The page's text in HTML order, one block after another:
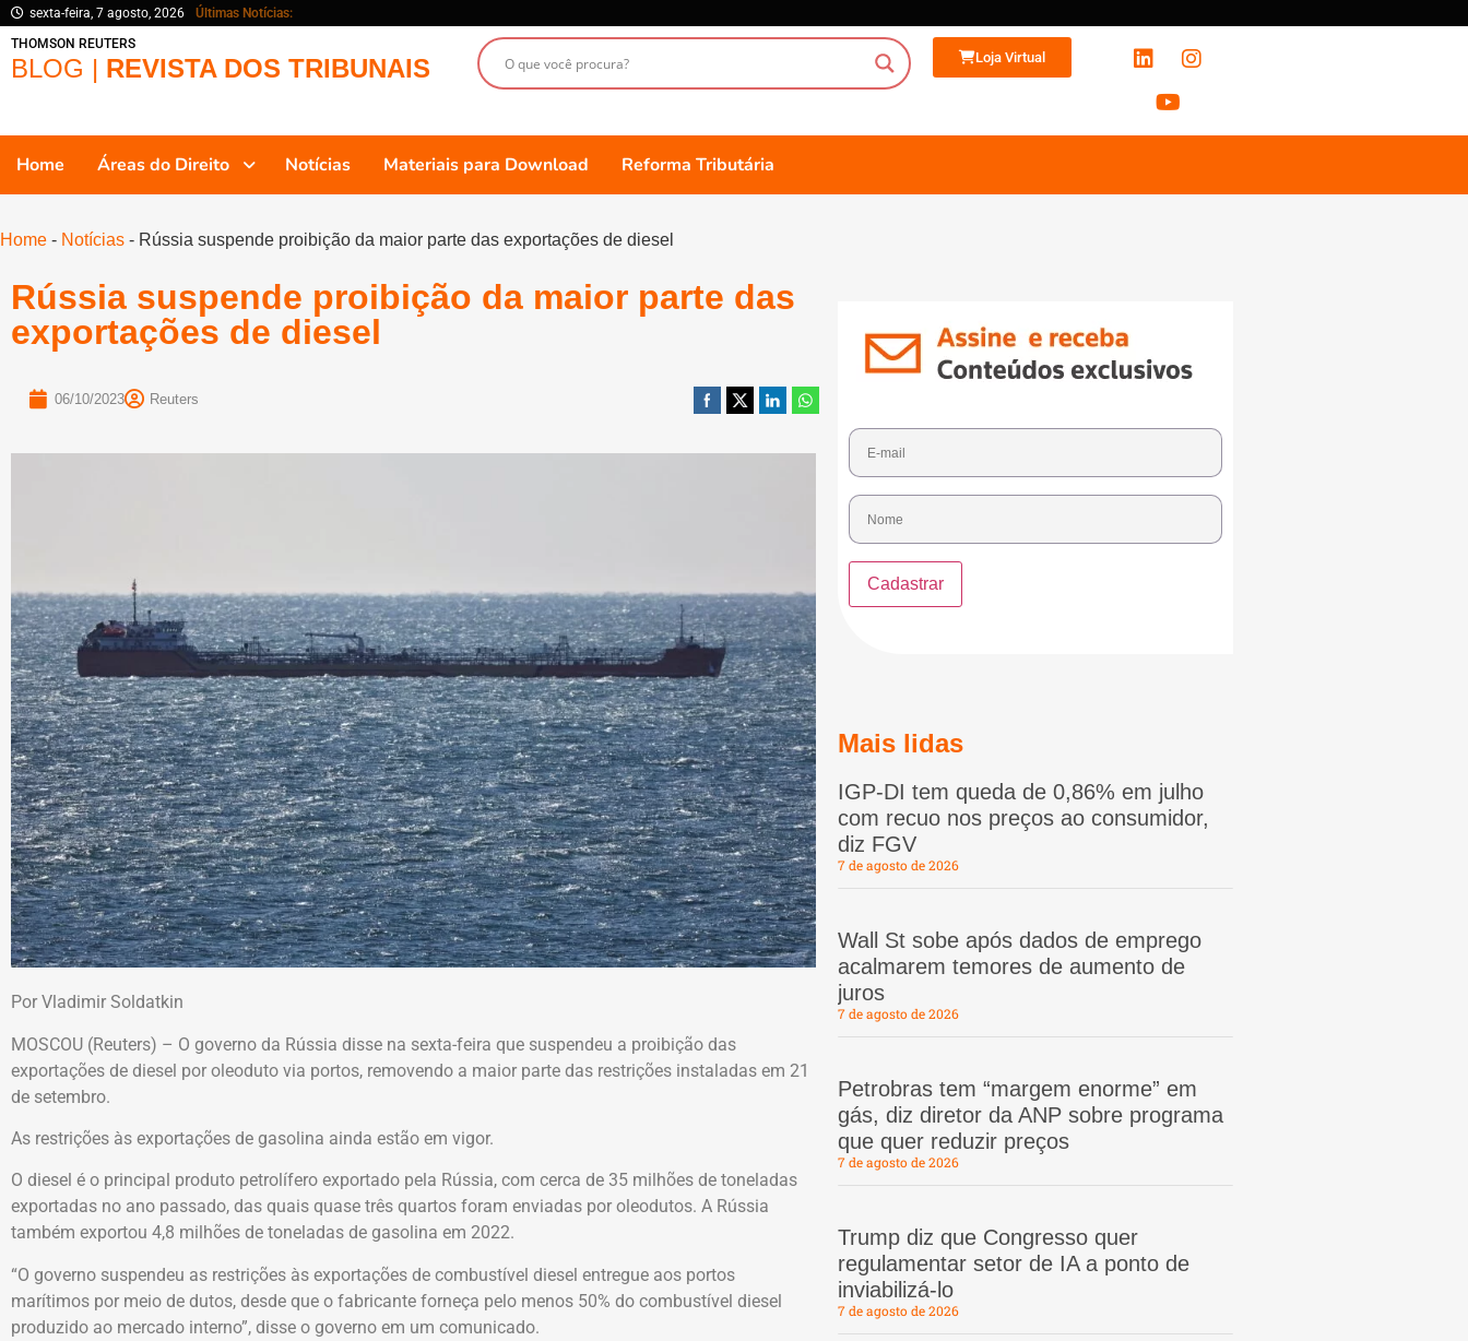
sexta-feira, 7 agosto, 2026
Últimas Notícias:
THOMSON REUTERS
BLOG | REVISTA DOS TRIBUNAIS Loja Virtual
Home Áreas do Direito Notícias Materiais para Download Reforma Tributária
Home - Notícias - Rússia suspende proibição da maior parte das exportações de diesel
Rússia suspende proibição da maior parte das
exportações de diesel
06/10/2023 Reuters
Por Vladimir Soldatkin
MOSCOU (Reuters) – O governo da Rússia disse na sexta-feira que suspendeu a proibição das
exportações de diesel por oleoduto via portos, removendo a maior parte das restrições instaladas em 21
de setembro.
As restrições às exportações de gasolina ainda estão em vigor.
O diesel é o principal produto petrolífero exportado pela Rússia, com cerca de 35 milhões de toneladas
exportadas no ano passado, das quais quase três quartos foram enviadas por oleodutos. A Rússia
também exportou 4,8 milhões de toneladas de gasolina em 2022.
“O governo suspendeu as restrições às exportações de combustível diesel entregue aos portos
marítimos por meio de dutos, desde que o fabricante forneça pelo menos 50% do combustível diesel
produzido ao mercado interno”, disse o governo em um comunicado.
Mais lidas
IGP-DI tem queda de 0,86% em julho
com recuo nos preços ao consumidor,
diz FGV
7 de agosto de 2026
Wall St sobe após dados de emprego
acalmarem temores de aumento de
juros
7 de agosto de 2026
Petrobras tem “margem enorme” em
gás, diz diretor da ANP sobre programa
que quer reduzir preços
7 de agosto de 2026
Trump diz que Congresso quer
regulamentar setor de IA a ponto de
inviabilizá-lo
7 de agosto de 2026